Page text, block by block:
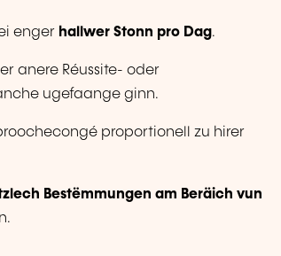
enger hallwer Stonn pro Dag.
anere Réussite- oder
ugefaange ginn.
proportionell zu hirer
Bestëmmungen am Beräich vun